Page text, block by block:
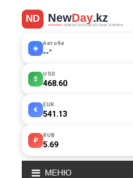
☀️
Актобе
--°
$
USD
468.60
€
EUR
541.13
₽
RUB
5.69
МЕНЮ